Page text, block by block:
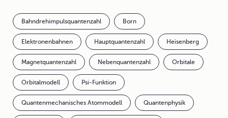
Bahndrehimpulsquantenzahl Born
Elektronenbahnen Hauptquantenzahl Heisenberg
Magnetquantenzahl Nebenquantenzahl Orbitale
Orbitalmodell Psi-Funktion
Quantenmechanisches Atommodell Quantenphysik